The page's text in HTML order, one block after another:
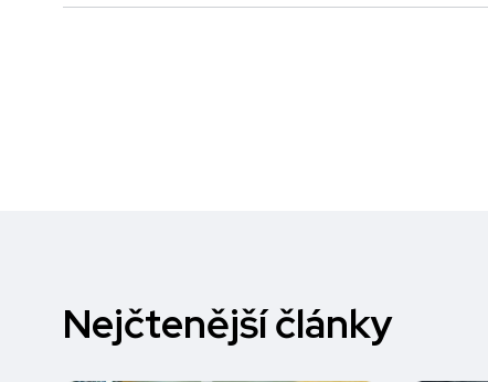
Nejčtenější články